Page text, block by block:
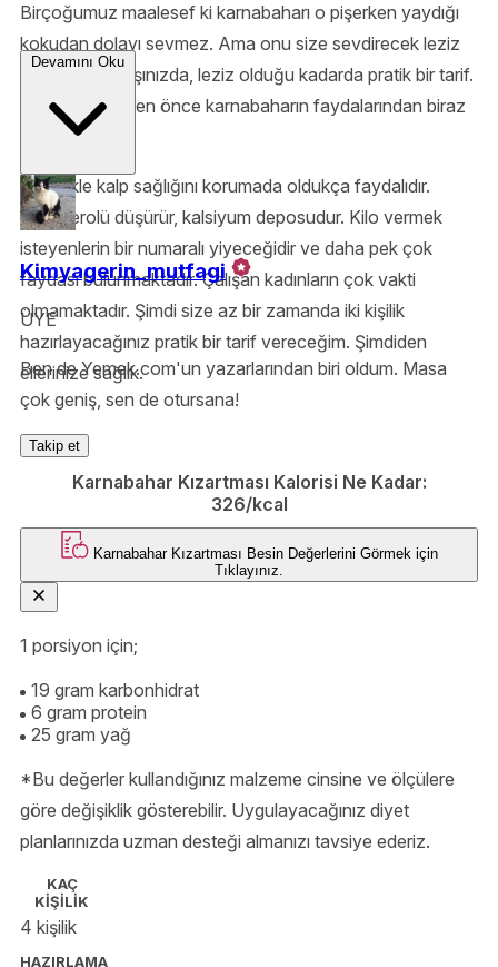
Birçoğumuz maalesef ki karnabaharı o pişerken yaydığı
kokudan dolayı sevmez. Ama onu size sevdirecek leziz
bir tarif var karşınızda, leziz olduğu kadarda pratik bir tarif.
Tarife geçmeden önce karnabaharın faydalarından biraz
bahsedeyim.
Öncelikle kalp sağlığını korumada oldukça faydalıdır.
Kolesterolü düşürür, kalsiyum deposudur. Kilo vermek
isteyenlerin bir numaralı yiyeceğidir ve daha pek çok
faydası bulunmaktadır. Çalışan kadınların çok vakti
olmamaktadır. Şimdi size az bir zamanda iki kişilik
hazırlayacağınız pratik bir tarif vereceğim. Şimdiden
ellerinize sağlık.
Devamını Oku
Kimyagerin_mutfagi
ÜYE
Ben de Yemek.com'un yazarlarından biri oldum. Masa
çok geniş, sen de otursana!
Takip et
Karnabahar Kızartması Kalorisi Ne Kadar:
326/kcal
Karnabahar Kızartması
Besin Değerlerini Görmek için
Tıklayınız.
1 porsiyon için;
19 gram karbonhidrat
6 gram protein
25 gram yağ
*Bu değerler kullandığınız malzeme cinsine ve ölçülere
göre değişiklik gösterebilir. Uygulayacağınız diyet
planlarınızda uzman desteği almanızı tavsiye ederiz.
KAÇ
KİŞİLİK
4 kişilik
HAZIRLAMA